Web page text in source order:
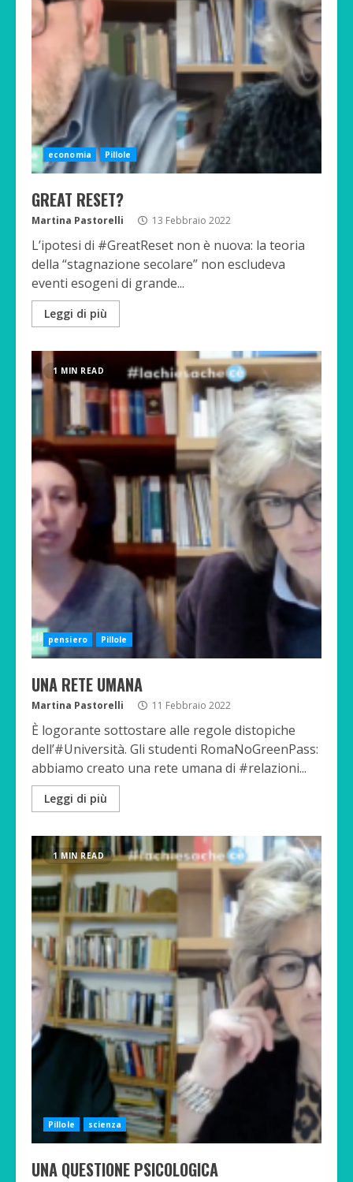
economia Pillole
GREAT RESET?
Martina Pastorelli 13 Febbraio 2022
L’ipotesi di #GreatReset non è nuova: la teoria
della “stagnazione secolare” non escludeva
eventi esogeni di grande...
Leggi di più
1 MIN READ
pensiero Pillole
UNA RETE UMANA
Martina Pastorelli 11 Febbraio 2022
È logorante sottostare alle regole distopiche
dell’#Università. Gli studenti RomaNoGreenPass:
abbiamo creato una rete umana di #relazioni...
Leggi di più
1 MIN READ
Pillole scienza
UNA QUESTIONE PSICOLOGICA